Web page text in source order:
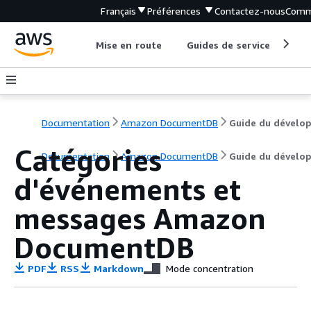
Français Préférences Contactez-nous
Mise en route Guides de service
Documentation Amazon DocumentDB
Documentation Amazon DocumentDB Guide du
Catégories
d'événements et
messages Amazon
DocumentDB
PDF RSS Markdown Mode concentration